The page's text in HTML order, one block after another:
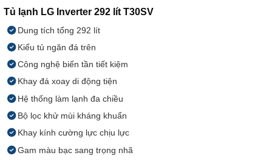
Tủ lạnh LG Inverter 292 lít T30SV
Dung tích tổng 292 lít
Kiểu tủ ngăn đá trên
Công nghệ biến tần tiết kiệm
Khay đá xoay di động tiện
Hệ thống làm lạnh đa chiều
Bộ lọc khử mùi kháng khuẩn
Khay kính cường lực chịu lực
Gam màu bạc sang trọng nhã